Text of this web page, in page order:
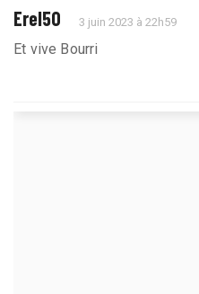
Erel50 3 juin 2023 à 22h59
Et vive Bourri